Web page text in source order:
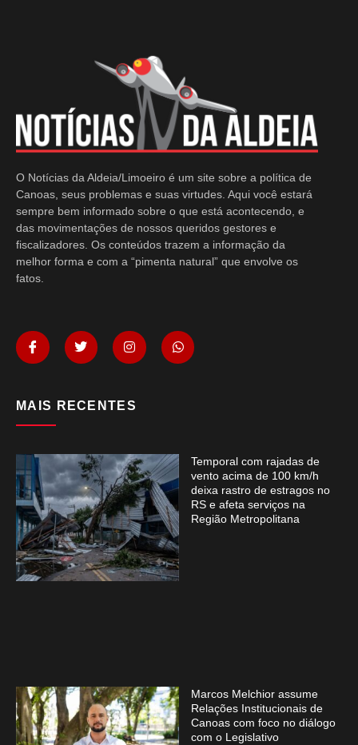
O Notícias da Aldeia/Limoeiro é um site sobre a política de
Canoas, seus problemas e suas virtudes. Aqui você estará
sempre bem informado sobre o que está acontecendo, e
das movimentações de nossos queridos gestores e
fiscalizadores. Os conteúdos trazem a informação da
melhor forma e com a “pimenta natural” que envolve os
fatos.
MAIS RECENTES
Temporal com rajadas de
vento acima de 100 km/h
deixa rastro de estragos no
RS e afeta serviços na
Região Metropolitana
Marcos Melchior assume
Relações Institucionais de
Canoas com foco no diálogo
com o Legislativo